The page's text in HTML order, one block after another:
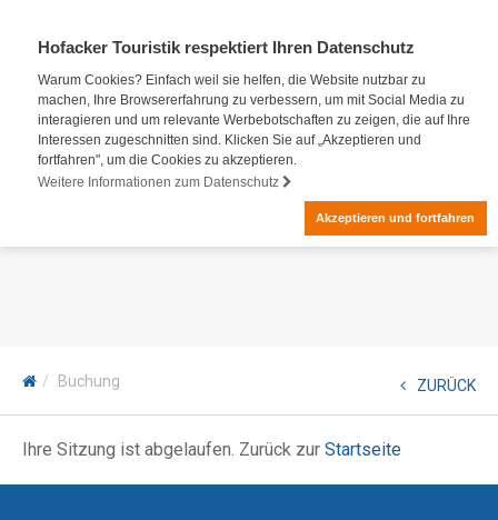
Hofacker Touristik respektiert Ihren Datenschutz
Warum Cookies? Einfach weil sie helfen, die Website nutzbar zu
machen, Ihre Browsererfahrung zu verbessern, um mit Social Media zu
interagieren und um relevante Werbebotschaften zu zeigen, die auf Ihre
Interessen zugeschnitten sind. Klicken Sie auf „Akzeptieren und
fortfahren", um die Cookies zu akzeptieren.
Weitere Informationen zum Datenschutz
Akzeptieren und fortfahren
Buchung ZURÜCK
Ihre Sitzung ist abgelaufen. Zurück zur Startseite